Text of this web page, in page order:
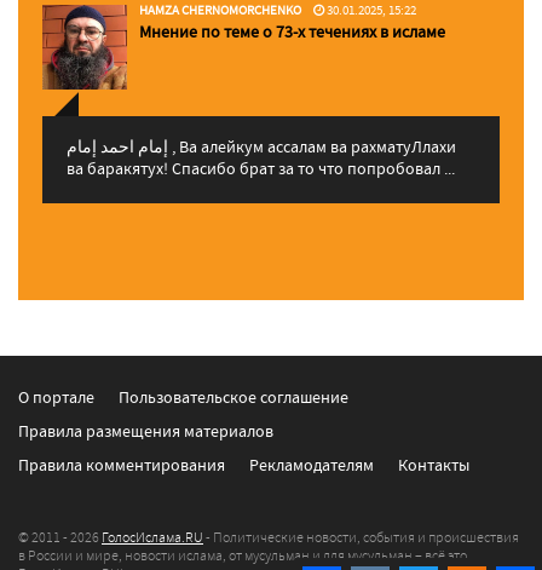
HAMZA CHERNOMORCHENKO 30.01.2025, 15:22
Мнение по теме о 73-х течениях в исламе
إمام احمد إمام , Ва алейкум ассалам ва рахматуЛлахи
ва баракятух! Спасибо брат за то что попробовал ...
О портале
Пользовательское соглашение
Правила размещения материалов
Правила комментирования
Рекламодателям Контакты
© 2011 - 2026 ГолосИслама.RU - Политические новости, события и происшествия
в России и мире, новости ислама, от мусульман и для мусульман – всё это